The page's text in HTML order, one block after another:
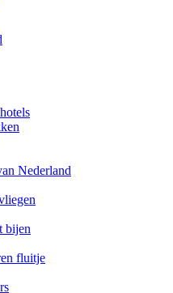
Nederland
bijen
fluitje